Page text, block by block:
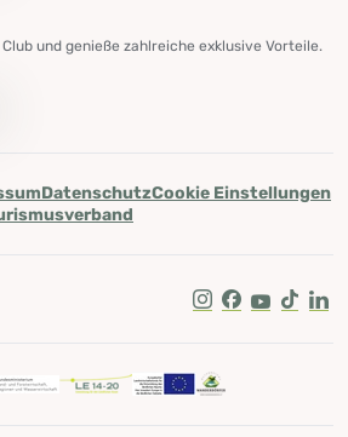
und genieße zahlreiche exklusive Vorteile.
DatenschutzCookie Einstellungen
Instagram
Facebook
Youtube
Tik Tok